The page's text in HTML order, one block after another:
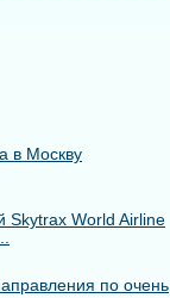
в Москву
Skytrax World Airline
по очень